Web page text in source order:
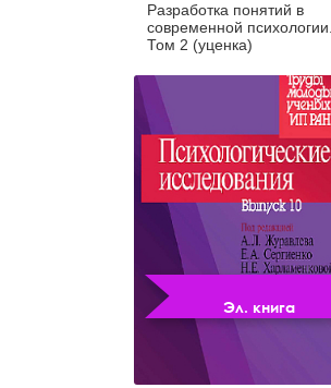
Разработка понятий в
современной психологии.
Том 2 (уценка)
Эл. книга